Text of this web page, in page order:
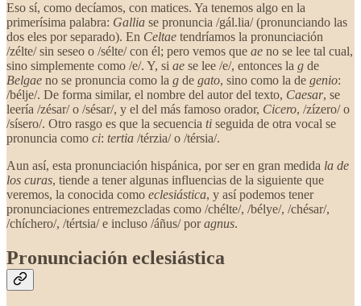
Eso sí, como decíamos, con matices. Ya tenemos algo en la
primerísima palabra: Gallia se pronuncia /gál.lia/ (pronunciando las
dos eles por separado). En Celtae tendríamos la pronunciación
/zélte/ sin seseo o /sélte/ con él; pero vemos que ae no se lee tal cual,
sino simplemente como /e/. Y, si ae se lee /e/, entonces la g de
Belgae no se pronuncia como la g de gato, sino como la de genio:
/bélje/. De forma similar, el nombre del autor del texto, Caesar, se
leería /zésar/ o /sésar/, y el del más famoso orador, Cicero, /zízero/ o
/sísero/. Otro rasgo es que la secuencia ti seguida de otra vocal se
pronuncia como ci: tertia /térzia/ o /térsia/.
Aun así, esta pronunciación hispánica, por ser en gran medida la de
los curas, tiende a tener algunas influencias de la siguiente que
veremos, la conocida como eclesiástica, y así podemos tener
pronunciaciones entremezcladas como /chélte/, /bélye/, /chésar/,
/chíchero/, /tértsia/ e incluso /áñus/ poragnus.
Pronunciación eclesiástica